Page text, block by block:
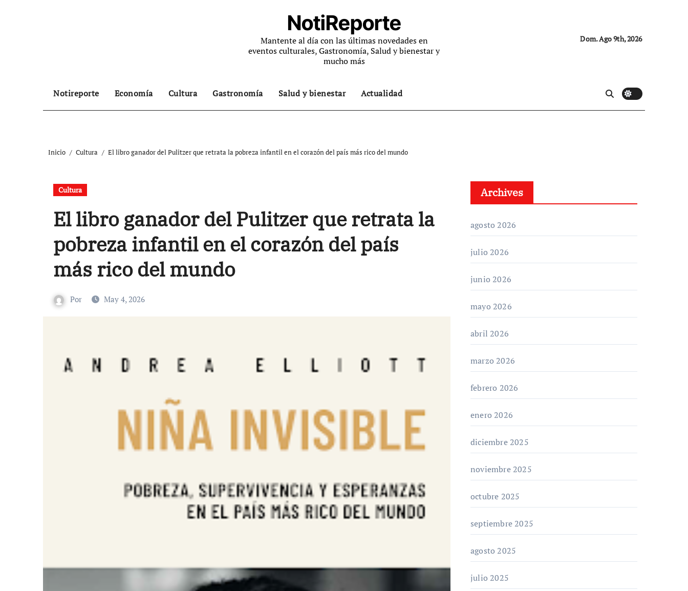
NotiReporte
Mantente al día con las últimas novedades en
eventos culturales, Gastronomía, Salud y bienestar y
mucho más
Dom. Ago 9th, 2026
Notireporte Economía Cultura Gastronomía Salud y bienestar Actualidad
Inicio Cultura El libro ganador del Pulitzer que retrata la pobreza infantil en el corazón del país más rico del mundo
Cultura
El libro ganador del Pulitzer que retrata la
pobreza infantil en el corazón del país
más rico del mundo
Por May 4, 2026
Archives
agosto 2026
julio 2026
junio 2026
mayo 2026
abril 2026
marzo 2026
febrero 2026
enero 2026
diciembre 2025
noviembre 2025
octubre 2025
septiembre 2025
agosto 2025
julio 2025